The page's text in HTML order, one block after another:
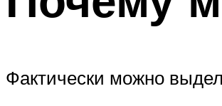
Фактически можно